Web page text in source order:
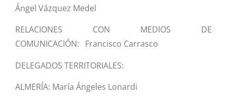
Ángel Vázquez Medel
RELACIONES CON MEDIOS DE
COMUNICACIÓN: Francisco Carrasco
DELEGADOS TERRITORIALES:
ALMERÍA: María Ángeles Lonardi